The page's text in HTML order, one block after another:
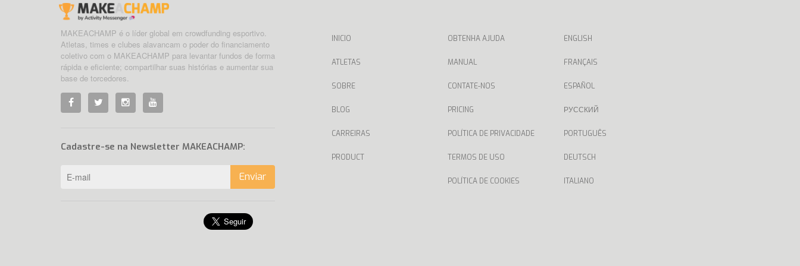
MAKEACHAMP é o líder global em crowdfunding esportivo.
Atletas, times e clubes alavancam o poder do financiamento
coletivo com o MAKEACHAMP para levantar fundos de forma
rápida e eficiente; compartilhar suas histórias e aumentar sua
base de torcedores.
Cadastre-se na Newsletter MAKEACHAMP:
Enviar
INICIO
ATLETAS
SOBRE
BLOG
CARREIRAS
PRODUCT
OBTENHA AJUDA
MANUAL
CONTATE-NOS
PRICING
POLÍTICA DE PRIVACIDADE
TERMOS DE USO
POLÍTICA DE COOKIES
ENGLISH
FRANÇAIS
ESPAÑOL
РУССКИЙ
PORTUGUÊS
DEUTSCH
ITALIANO